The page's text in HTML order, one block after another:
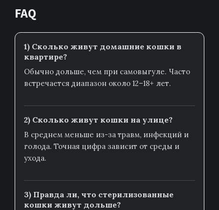
FAQ
1) Сколько живут домашние кошки в
квартире?
Обычно дольше, чем при самовыгуле. Часто
встречается диапазон около 12–18+ лет.
2) Сколько живут кошки на улице?
В среднем меньше из-за травм, инфекций и
голода. Точная цифра зависит от среды и
ухода.
3) Правда ли, что стерилизованные
кошки живут дольше?